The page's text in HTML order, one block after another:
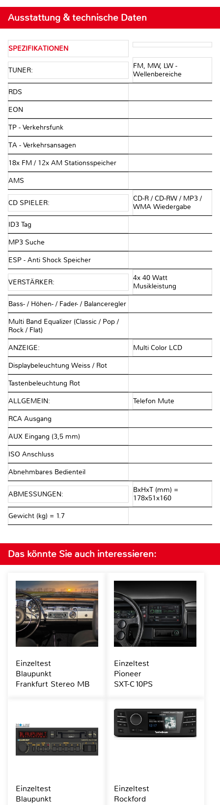
Ausstattung & technische Daten
SPEZIFIKATIONEN
TUNER:
FM, MW, LW -
Wellenbereiche
RDS
EON
TP - Verkehrsfunk
TA - Verkehrsansagen
18x FM / 12x AM Stationsspeicher
AMS
CD SPIELER:
CD-R / CD-RW / MP3 /
WMA Wiedergabe
ID3 Tag
MP3 Suche
ESP - Anti Shock Speicher
VERSTÄRKER:
4x 40 Watt
Musikleistung
Bass- / Höhen- / Fader- / Balanceregler
Multi Band Equalizer (Classic / Pop /
Rock / Flat)
ANZEIGE: Multi Color LCD
Displaybeleuchtung Weiss / Rot
Tastenbeleuchtung Rot
ALLGEMEIN: Telefon Mute
RCA Ausgang
AUX Eingang (3,5 mm)
ISO Anschluss
Abnehmbares Bedienteil
ABMESSUNGEN:
BxHxT (mm) =
178x51x160
Gewicht (kg) = 1.7
Das könnte Sie auch interessieren:
Einzeltest
Blaupunkt
Frankfurt Stereo MB
Einzeltest
Pioneer
SXT-C10PS
Einzeltest
Blaupunkt
Einzeltest
Rockford